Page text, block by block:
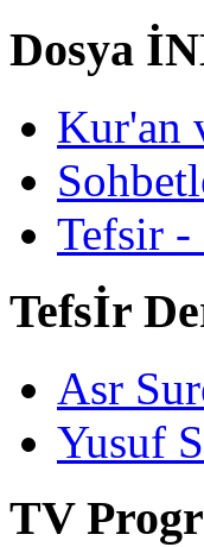
Dosya
Kur'an
Tefsir -
Tefsİr
Asr
Yusuf
TV